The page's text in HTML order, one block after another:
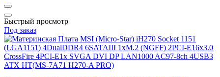
Быстрый просмотр
Под заказ